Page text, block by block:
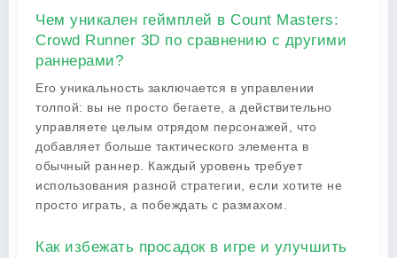
Чем уникален геймплей в Count Masters:
Crowd Runner 3D по сравнению с другими
раннерами?
Его уникальность заключается в управлении
толпой: вы не просто бегаете, а действительно
управляете целым отрядом персонажей, что
добавляет больше тактического элемента в
обычный раннер. Каждый уровень требует
использования разной стратегии, если хотите не
просто играть, а побеждать с размахом.
Как избежать просадок в игре и улучшить